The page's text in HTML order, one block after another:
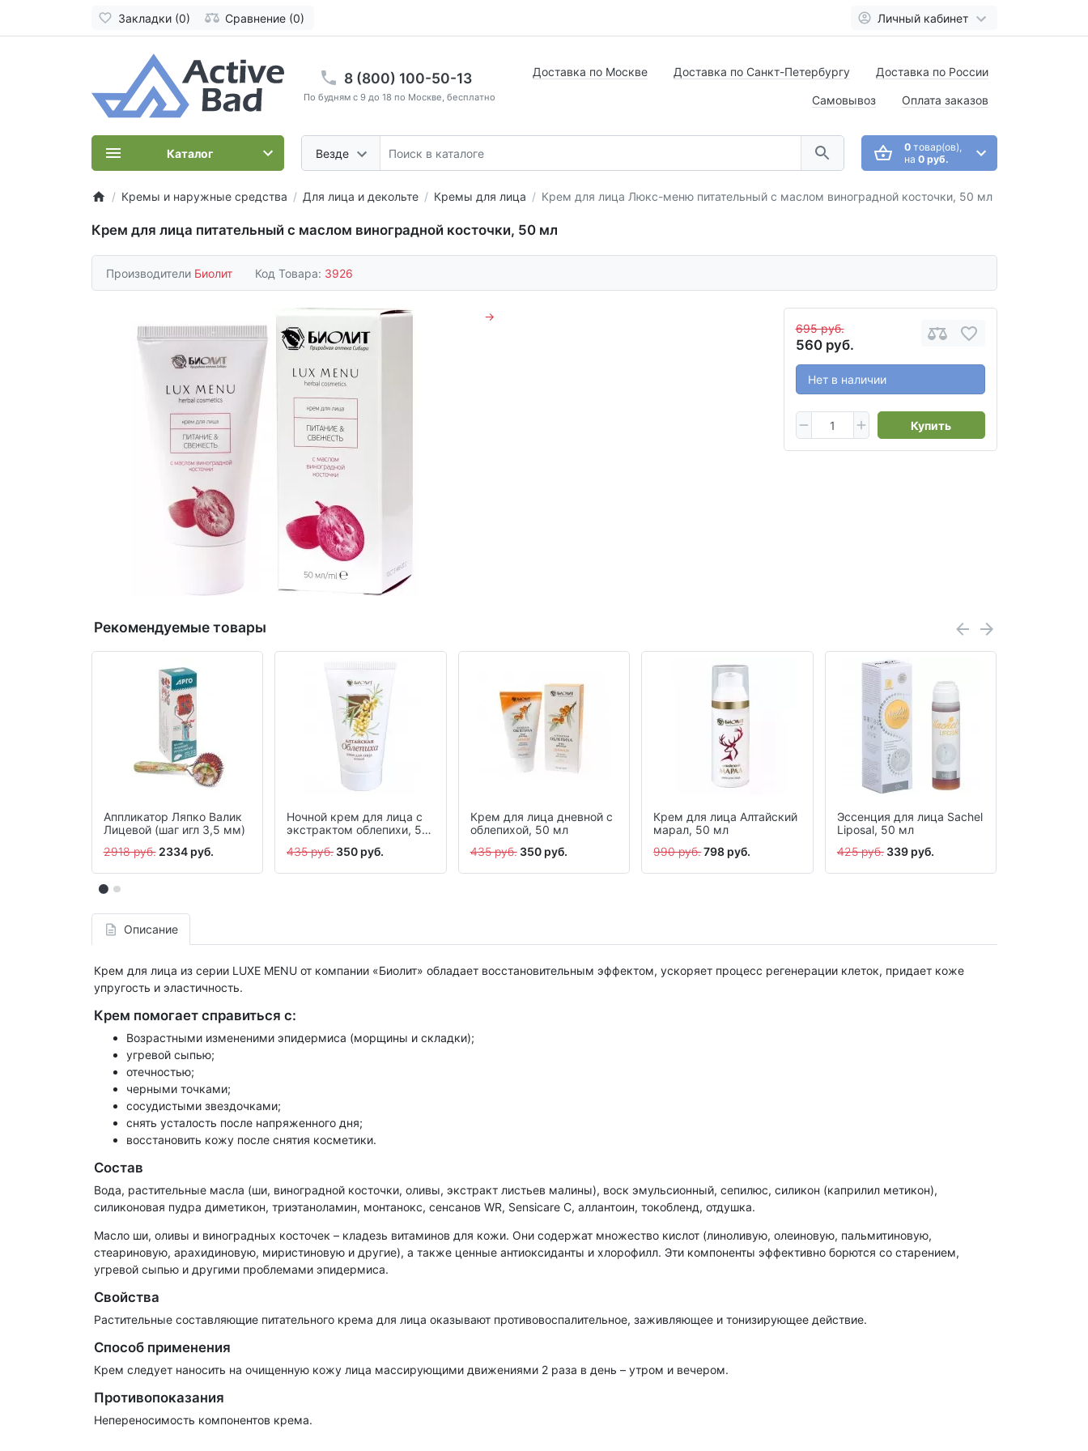
Закладки (0) Сравнение (0) Личный кабинет
8 (800) 100-50-13
По будням с 9 до 18 по Москве, бесплатно
Везде
Доставка по Москве Доставка по Санкт-Петербургу Доставка по России
Самовывоз Оплата заказов
0товар(ов),
на 0 руб.
Каталог
Кремы и наружные средства Для лица и декольте Кремы для лица Крем для лица Люкс-меню питательный с маслом виноградной косточки, 50 мл
Крем для лица питательный с маслом виноградной косточки, 50 мл
Производители Биолит Код Товара: 3926
695 руб.
560 руб.
Нет в наличии
Купить
→
Рекомендуемые товары
Аппликатор Ляпко Валик
Лицевой (шаг игл 3,5 мм)
2918 руб. 2334 руб.
Ночной крем для лица с
экстрактом облепихи, 50
435 руб. 350 руб.
Крем для лица дневной с
облепихой, 50 мл
435 руб. 350 руб.
Крем для лица Алтайский
марал, 50 мл
990 руб.798 руб.
Эссенция для лица Sachel
Liposal, 50 мл
425 руб. 339 руб.
Описание
Крем для лица из серии LUXE MENU от компании «Биолит» обладает восстановительным эффектом, ускоряет процесс регенерации клеток, придает коже
упругость и эластичность.
Крем помогает справиться с:
Возрастными измененими эпидермиса (морщины и складки);
угревой сыпью;
отечностью;
черными точками;
сосудистыми звездочками;
снять усталость после напряженного дня;
восстановить кожу после снятия косметики.
Состав
Вода, растительные масла (ши, виноградной косточки, оливы, экстракт листьев малины), воск эмульсионный, сепилюс, силикон (каприлил метикон),
силиконовая пудра диметикон, триэтаноламин, монтанокс, сенсанов WR, Sensicare C, аллантоин, токобленд, отдушка.
Масло ши, оливы и виноградных косточек – кладезь витаминов для кожи. Они содержат множество кислот (линоливую, олеиновую, пальмитиновую,
стеариновую, арахидиновую, миристиновую и другие), а также ценные антиоксиданты и хлорофилл. Эти компоненты эффективно борются со старением,
угревой сыпью и другими проблемами эпидермиса.
Свойства
Растительные составляющие питательного крема для лица оказывают противовоспалительное, заживляющее и тонизирующее действие.
Способ применения
Крем следует наносить на очищенную кожу лица массирующими движениями 2 раза в день – утром и вечером.
Противопоказания
Непереносимость компонентов крема.